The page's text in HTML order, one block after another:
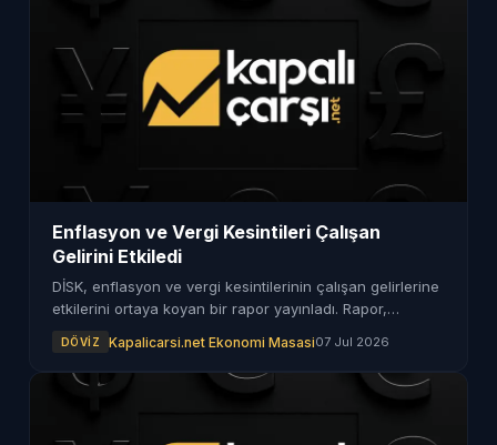
Enflasyon ve Vergi Kesintileri Çalışan
Gelirini Etkiledi
DİSK, enflasyon ve vergi kesintilerinin çalışan gelirlerine
etkilerini ortaya koyan bir rapor yayınladı. Rapor,
DÖVIZ Kapalicarsi.net Ekonomi Masasi07 Jul 2026